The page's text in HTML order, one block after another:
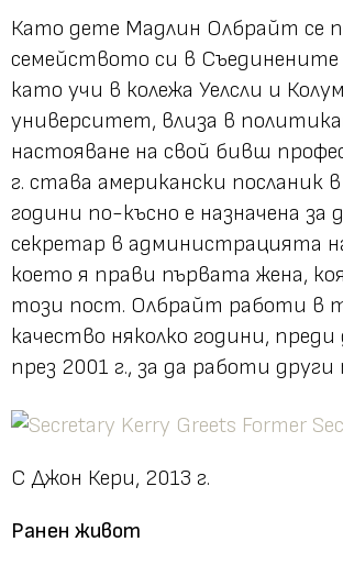
Като дете Мадлин Олбрайт се
семейството си в
като учи в колежа Уелсли и
университет, влиза в
настояване на свой бивш
г. става американски посланик
години по-късно е назначена за
секретар в администрацията
което я прави първата жена,
този пост. Олбрайт работи в
качество няколко години, преди
през 2001 г., за да работи
С Джон Кери, 2013 г.
Ранен живот